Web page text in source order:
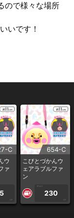
ので様々な場所
いです！
C
ウ
ァ
CP
654-C
こびとづかんウ
ェアラブルファ
ン
1PLAY
230
CP